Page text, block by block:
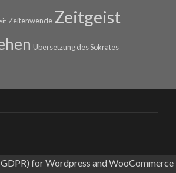
Zeitenwende Zeitgeist
Übersetzung des Sokrates